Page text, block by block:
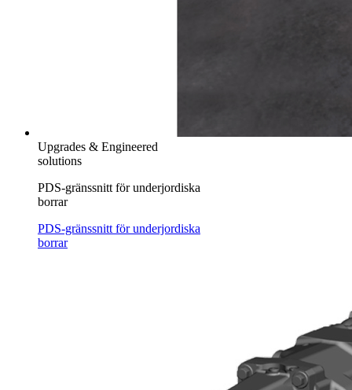
Upgrades & Engineered
solutions
PDS-gränssnitt för underjordiska
borrar
PDS-gränssnitt för underjordiska
borrar